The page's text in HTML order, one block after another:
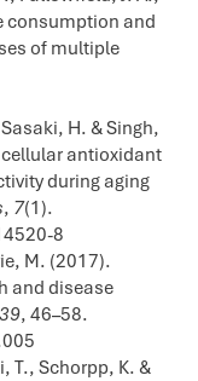
consumption and
of multiple
H. & Singh,
antioxidant
during aging
, 7(1).
8
M. (2017).
and disease
39, 46–58.
T., Schorpp, K. &